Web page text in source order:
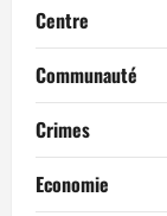
Centre
Communauté
Crimes
Economie